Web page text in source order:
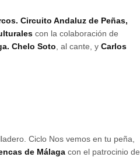
Circuito Andaluz de Peñas,
con la colaboración de
Chelo Soto , al cante, yCarlos
Ciclo Nos vemos en tu peña,
de Málaga con el patrocinio de